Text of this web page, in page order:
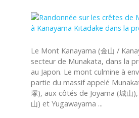
Le Mont Kanayama (金山 /
secteur de Munakata, dans la
au Japon. Le mont culmine à
partie du massif appelé
塚), aux côtés de Joyama (城山
山) et Yugawayama ...